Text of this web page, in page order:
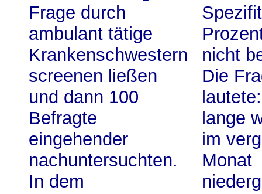
Frage durch
ambulant tätige
Krankenschwestern
screenen ließen
und dann 100
Befragte
eingehender
nachuntersuchten.
In dem
nicht
Die
lange
im
Monat